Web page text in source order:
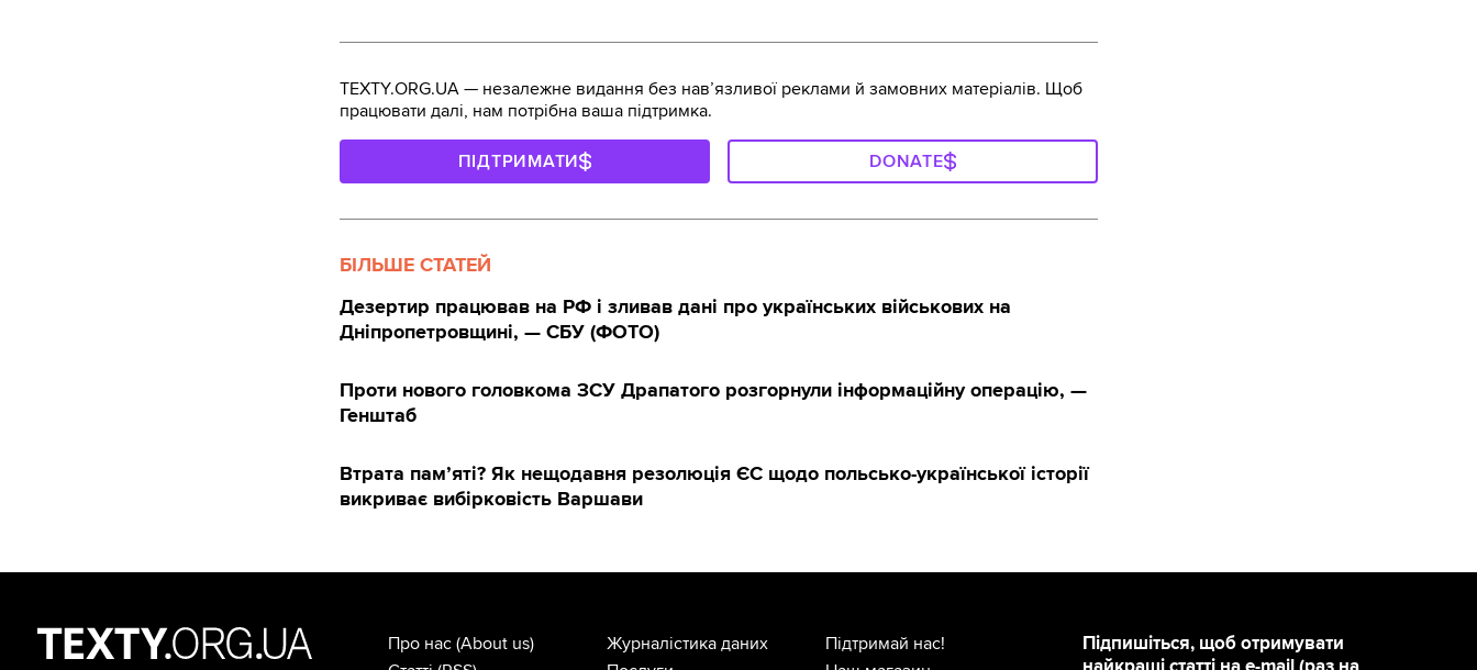
TEXTY.ORG.UA — незалежне видання без навʼязливої реклами й замовних матеріалів. Щоб
працювати далі, нам потрібна ваша підтримка.
ПІДТРИМАТИ DONATE
БІЛЬШЕ СТАТЕЙ
Дезертир працював на РФ і зливав дані про українських військових на
Дніпропетровщині, — СБУ (ФОТО)
Проти нового головкома ЗСУ Драпатого розгорнули інформаційну операцію, —
Генштаб
Втрата пам’яті? Як нещодавня резолюція ЄС щодо польсько-української історії
викриває вибірковість Варшави
Підпишіться, щоб отримувати
Про нас (About us)
Журналістика даних
Підтримай нас!